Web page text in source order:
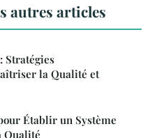
autres articles
Stratégies
la Qualité et
Établir un Système
Qualité